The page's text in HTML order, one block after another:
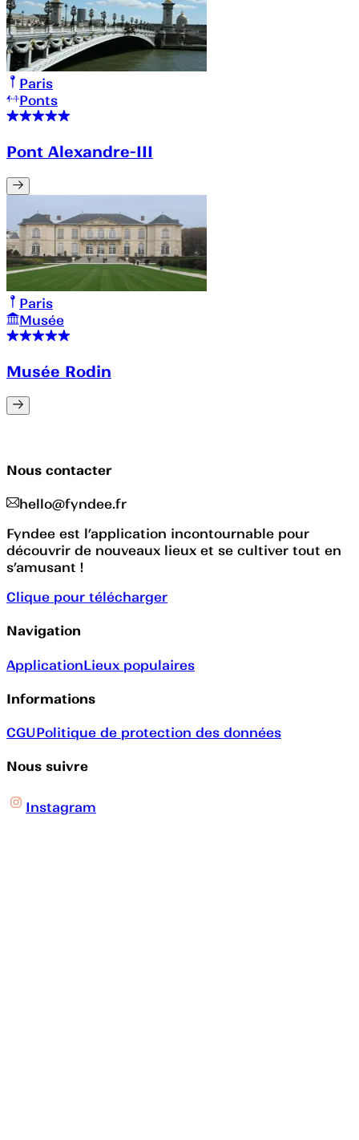
Paris
Ponts
Pont Alexandre-III
Paris
Musée
Musée Rodin
Nous contacter
hello@fyndee.fr
Fyndee est l’application incontournable pour
découvrir de nouveaux lieux et se cultiver tout en
s’amusant !
Clique pour télécharger
Navigation
ApplicationLieux populaires
Informations
CGUPolitique de protection des données
Nous suivre
Instagram